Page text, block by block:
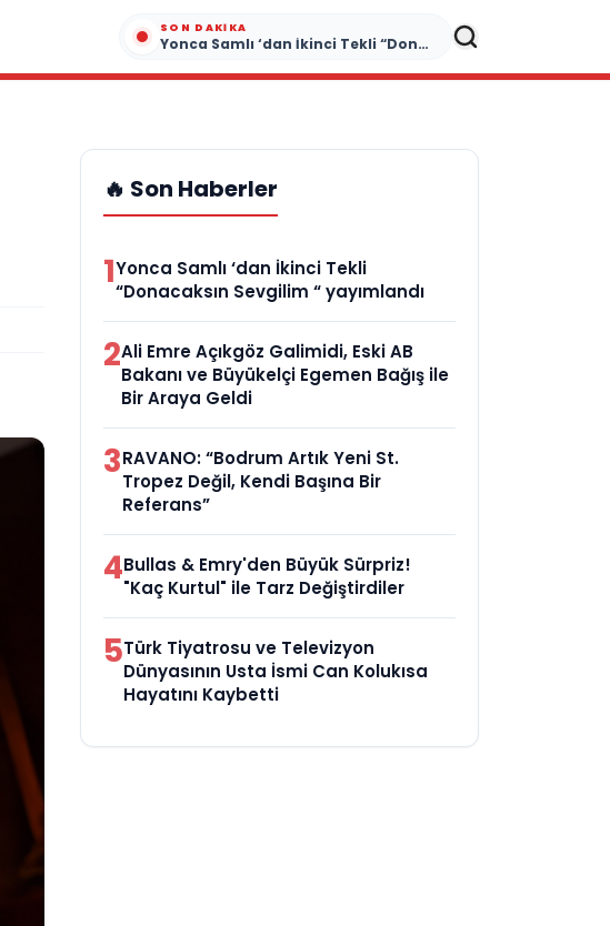
SON DAKIKA
Yonca Samlı ‘dan İkinci Tekli “Donacaksın Sevgilim “ yayımlandı
🔥 Son Haberler
1Yonca Samlı ‘dan İkinci Tekli
“Donacaksın Sevgilim “ yayımlandı
2Ali Emre Açıkgöz Galimidi, Eski AB
Bakanı ve Büyükelçi Egemen Bağış ile
Bir Araya Geldi
3RAVANO: “Bodrum Artık Yeni St.
Tropez Değil, Kendi Başına Bir
Referans”
4Bullas & Emry'den Büyük Sürpriz!
"Kaç Kurtul" ile Tarz Değiştirdiler
5Türk Tiyatrosu ve Televizyon
Dünyasının Usta İsmi Can Kolukısa
Hayatını Kaybetti